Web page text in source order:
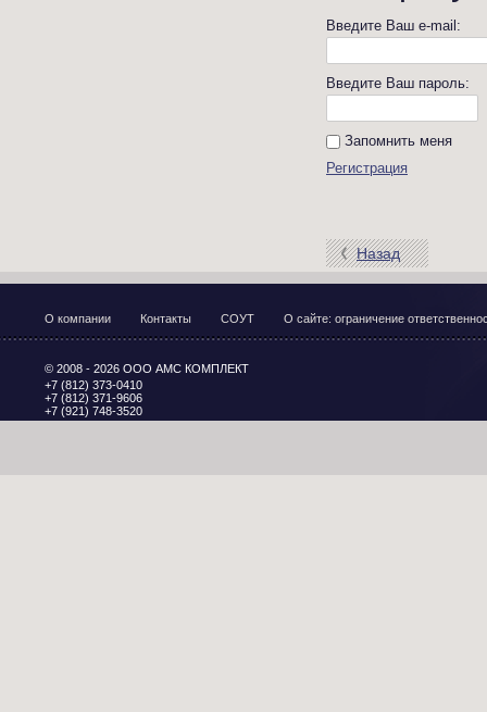
Введите Ваш e-mail:
Введите Ваш пароль:
Запомнить меня
Регистрация
Назад
О компании Контакты СОУТ О сайте: ограничение
+7 (812) 373-0410
+7 (812) 371-9606
+7 (921) 748-3520
© 2008 - 2026 ООО АМС КОМПЛЕКТ